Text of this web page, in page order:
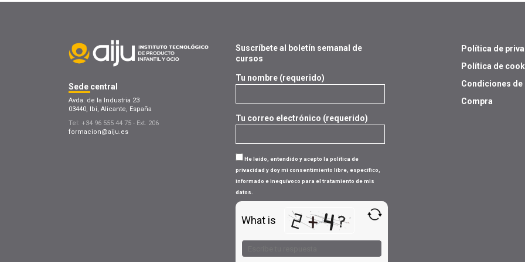
Sede central
Avda. de la Industria 23
03440, Ibi, Alicante, España
Tel: +34 96 555 44 75 - Ext. 206
formacion@aiju.es
Suscríbete al boletín semanal de
cursos
Tu nombre (requerido)
Tu correo electrónico (requerido)
He leído, entendido y acepto la política de
privacidad y doy mi consentimiento libre, específico,
informado e inequívoco para el tratamiento de mis
datos.
What is
Solve
Política de
Política de
Condiciones de
Compra